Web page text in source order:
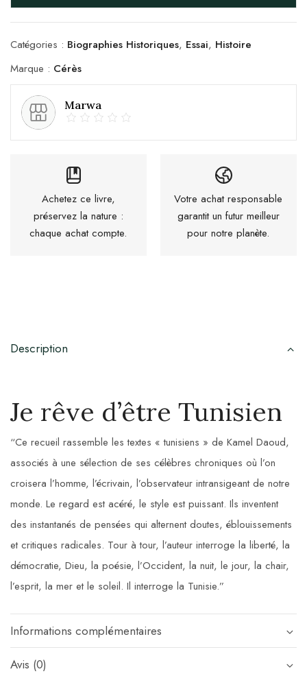
Catégories : Biographies Historiques, Essai, Histoire
Marque : Cérès
Marwa
Achetez ce livre,
préservez la nature :
chaque achat compte.
Votre achat responsable
garantit un futur meilleur
pour notre planète.
Description
Je rêve d’être Tunisien
“Ce recueil rassemble les textes « tunisiens » de Kamel Daoud,
associés à une sélection de ses célèbres chroniques où l’on
croisera l’homme, l’écrivain, l’observateur intransigeant de notre
monde. Le regard est acéré, le style est puissant. Ils inventent
des instantanés de pensées qui alternent doutes, éblouissements
et critiques radicales. Tour à tour, l’auteur interroge la liberté, la
démocratie, Dieu, la poésie, l’Occident, la nuit, le jour, la chair,
l’esprit, la mer et le soleil. Il interroge la Tunisie.”
Informations complémentaires
Avis (0)